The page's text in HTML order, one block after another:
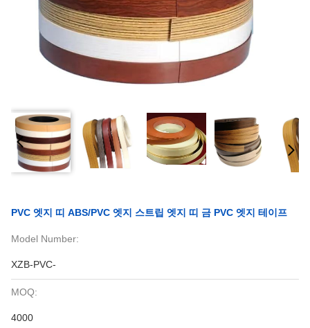
PVC 엣지 띠 ABS/PVC 엣지 스트립 엣지 띠 금 PVC 엣지 테이프
Model Number:
XZB-PVC-
MOQ:
4000